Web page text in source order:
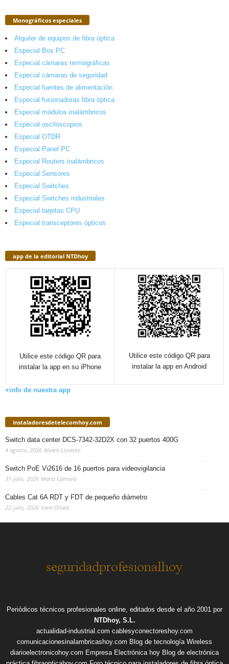
Monográficos especiales
Alquiler de equipos de fibra óptica
Especial Box PC
Especial cámaras termográficas
Especial cámaras de seguridad
Especial fuentes de alimentación
Especial fusionadoras fibra óptica
Especial módulos inalámbricos
Especial osciloscopios
Especial OTDR
Especial Panel PC
Especial Routers inalámbricos
Especial Sensores
Especial Switches
Especial Switches industriales
Especial tarjetas CPU
Especial transceptores ópticos
app de la editorial NTDhoy
Utilice este código QR para
instalar la app en su iPhone
Utilice este código QR para
instalar la app en Android
+info de nuestra app
instaladoresdetelecomhoy.com
Switch data center DCS-7342-32D2X con 32 puertos 400G
4 agosto, 2026 Alvaro Llorente
Switch PoE Vi2616 de 16 puertos para videovigilancia
31 julio, 2026 Maria Camara
Cables Cat 6A RDT y FDT de pequeño diámetro
22 julio, 2026 Irene Onate
Periódicos técnicos profesionales online, editados desde el año 2001 por
NTDhoy, S.L.
actualidad-industrial.com cablesyconectoreshoy.com
comunicacionesinalambricashoy.com Blog de tecnología Wireless
diarioelectronicohoy.com Empresa Electrónica hoy Blog de electrónica